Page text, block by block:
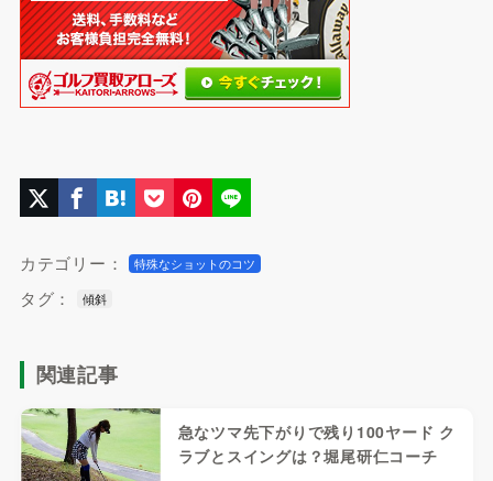
カテゴリー： 特殊なショットのコツ
タグ： 傾斜
関連記事
急なツマ先下がりで残り100ヤード ク
ラブとスイングは？堀尾研仁コーチ